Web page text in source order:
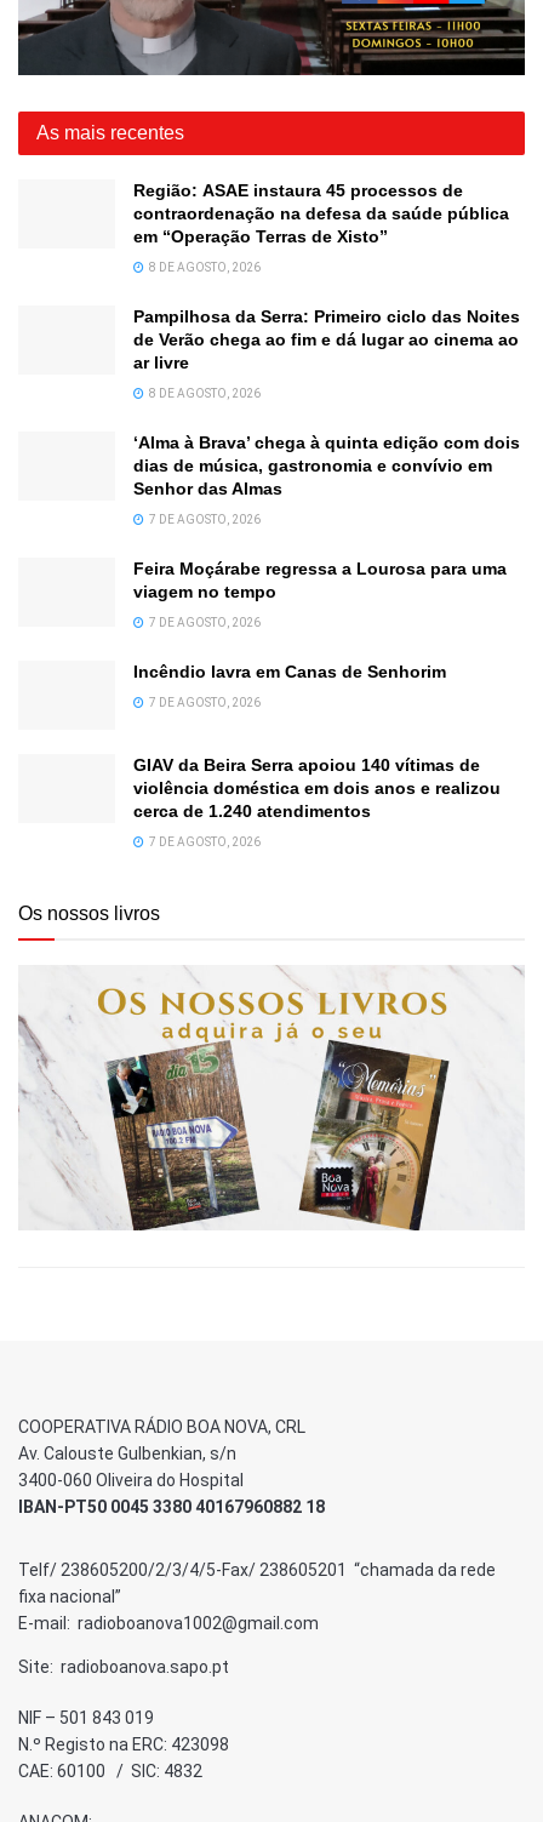
As mais recentes
Região: ASAE instaura 45 processos de
contraordenação na defesa da saúde pública
em “Operação Terras de Xisto”
8 DE AGOSTO, 2026
Pampilhosa da Serra: Primeiro ciclo das Noites
de Verão chega ao fim e dá lugar ao cinema ao
ar livre
8 DE AGOSTO, 2026
‘Alma à Brava’ chega à quinta edição com dois
dias de música, gastronomia e convívio em
Senhor das Almas
7 DE AGOSTO, 2026
Feira Moçárabe regressa a Lourosa para uma
viagem no tempo
7 DE AGOSTO, 2026
Incêndio lavra em Canas de Senhorim
7 DE AGOSTO, 2026
GIAV da Beira Serra apoiou 140 vítimas de
violência doméstica em dois anos e realizou
cerca de 1.240 atendimentos
7 DE AGOSTO, 2026
Os nossos livros
COOPERATIVA RÁDIO BOA NOVA, CRL
Av. Calouste Gulbenkian, s/n
3400-060 Oliveira do Hospital
IBAN-PT50 0045 3380 40167960882 18
Telf/ 238605200/2/3/4/5-Fax/ 238605201 “chamada da rede
fixa nacional”
E-mail: radioboanova1002@gmail.com
Site: radioboanova.sapo.pt
NIF – 501 843 019
N.º Registo na ERC: 423098
CAE: 60100 / SIC: 4832